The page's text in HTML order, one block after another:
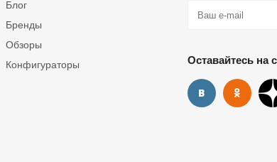
Блог
Бренды
Обзоры
Конфигураторы
Оставайтесь на